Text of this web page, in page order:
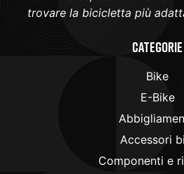
trovare la bicicletta più
Categorie
Bike
E-Bike
Accessori
Componenti e